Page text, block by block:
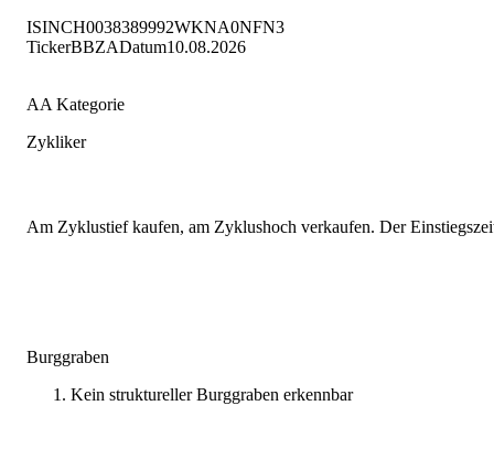
ISINCH0038389992WKNA0NFN3
TickerBBZADatum10.08.2026
AA Kategorie
Zykliker
Am Zyklustief kaufen, am Zyklushoch verkaufen. Der
Burggraben
Kein struktureller Burggraben erkennbar